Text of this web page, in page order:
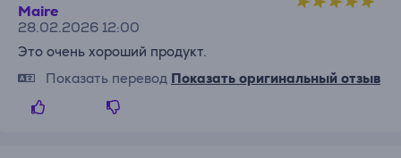
Maire
28.02.2026 12:00
Это очень хороший продукт.
Показать перевод Показать оригинальный отзыв